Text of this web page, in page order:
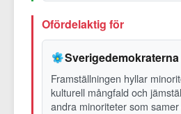
Ofördelaktig för
Sverigedemokraterna
Framställningen hyllar
kulturell mångfald och
andra minoriteter som